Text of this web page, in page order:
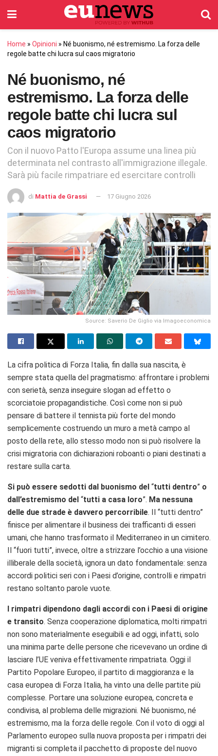
Home » Opinioni » Né buonismo, né estremismo. La forza delle
regole batte chi lucra sul caos migratorio
Né buonismo, né
estremismo. La forza delle
regole batte chi lucra sul
caos migratorio
Con il nuovo Patto l'Europa assume una linea più
determinata nel contrasto all'immigrazione illegale.
Sarà più facile rimpatriare ed esercitare controlli
di Mattia de Grassi 17 Giugno 2026
Source: Saverio De Giglio via Imagoeconomica
La cifra politica di Forza Italia, fin dalla sua nascita, è
sempre stata quella del pragmatismo: affrontare i problemi
con serietà, senza inseguire slogan ad effetto o
scorciatoie propagandistiche. Così come non si può
pensare di battere il tennista più forte del mondo
semplicemente costruendo un muro a metà campo al
posto della rete, allo stesso modo non si può risolvere la
crisi migratoria con dichiarazioni roboanti o piani destinati a
restare sulla carta.
Si può essere sedotti dal buonismo del “tutti dentro” o
dall’estremismo del “tutti a casa loro”. Ma nessuna
delle due strade è davvero percorribile. Il “tutti dentro”
finisce per alimentare il business dei trafficanti di esseri
umani, che hanno trasformato il Mediterraneo in un cimitero.
Il “fuori tutti”, invece, oltre a strizzare l’occhio a una visione
illiberale della società, ignora un dato fondamentale: senza
accordi politici seri con i Paesi d’origine, controlli e rimpatri
restano soltanto parole vuote.
I rimpatri dipendono dagli accordi con i Paesi di origine
e transito. Senza cooperazione diplomatica, molti rimpatri
non sono materialmente eseguibili e ad oggi, infatti, solo
una minima parte delle persone che ricevevano un ordine di
lasciare l’UE veniva effettivamente rimpatriata. Oggi il
Partito Popolare Europeo, il partito di maggioranza e la
casa europea di Forza Italia, ha vinto una delle partite più
complesse. Portare una soluzione europea, concreta e
condivisa, al problema delle migrazioni. Né buonismo, né
estremismo, ma la forza delle regole. Con il voto di oggi al
Parlamento europeo sulla nuova proposta per i rimpatri dei
migranti si completa il pacchetto di proposte del nuovo